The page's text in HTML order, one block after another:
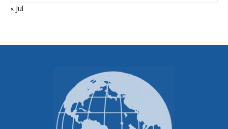
« Jul